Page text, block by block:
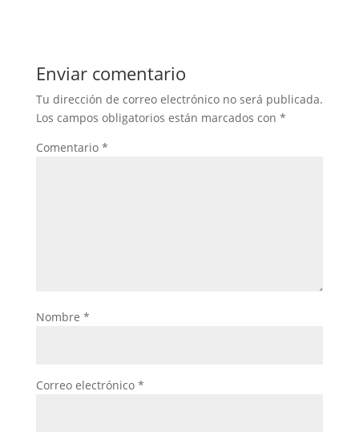
Enviar comentario
Tu dirección de correo electrónico no será publicada.
Los campos obligatorios están marcados con *
Comentario *
Nombre *
Correo electrónico *